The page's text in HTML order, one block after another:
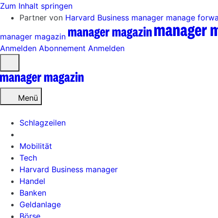
Zum Inhalt springen
Partner von Harvard Business manager manage
manager magazin
Anmelden Abonnement Anmelden
öffnen
Menü
Schlagzeilen
Mobilität
Tech
Harvard Business manager
Handel
Banken
Geldanlage
Börse